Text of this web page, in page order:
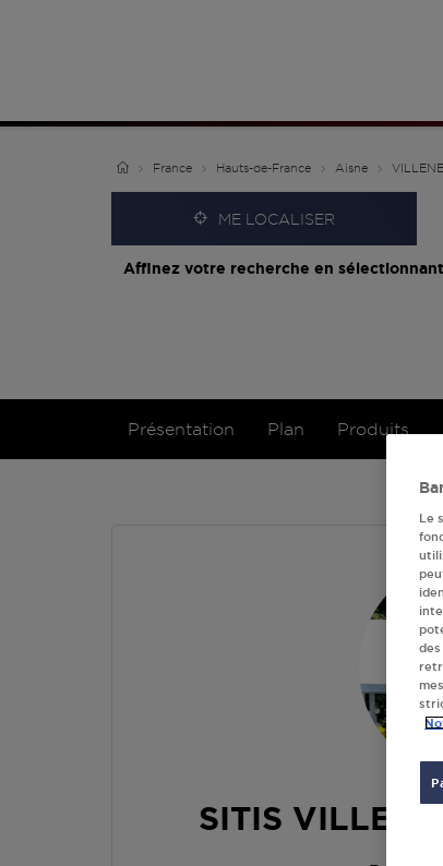
France Hauts-de-France Aisne
ME LOCALISER
Affinez votre recherche en
Présentation Plan Produits
SITIS
Le
des